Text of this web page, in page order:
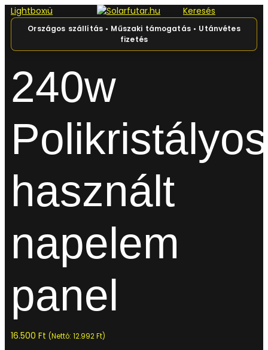
Főmenü
Keresés
0
Lightbox
240w
Polikristályos
használt
napelem
panel
16.500 Ft (Nettó: 12.992Ft)